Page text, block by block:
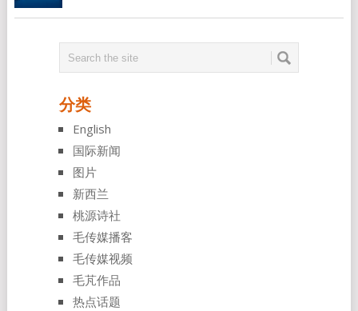
分类
English
国际新闻
图片
新西兰
桃源诗社
毛传媒播客
毛传媒视频
毛芃作品
热点话题